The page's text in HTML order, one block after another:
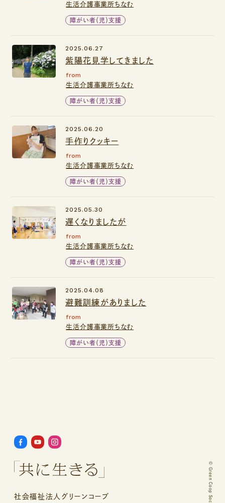
生活介護事業所ちなむ
障がい者（児）支援
紫陽花見学してきました
2025.06.27
from
生活介護事業所ちなむ
障がい者（児）支援
手作りクッキー
2025.06.20
from
生活介護事業所ちなむ
障がい者（児）支援
遅くなりましたが
2025.05.30
from
生活介護事業所ちなむ
障がい者（児）支援
避難訓練がありました
2025.04.08
from
生活介護事業所ちなむ
障がい者（児）支援
社会福祉法人グリーンコープ
©